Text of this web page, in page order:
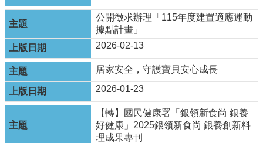
網
站
導
覽
局
長
信
箱
粉
公開徵求辦理「115年度建置適應運動
據點計畫」
2026-02-13
居家安全，守護寶貝安心成長
2026-01-23
【轉】國民健康署「銀領新食尚 銀養
好健康」2025銀領新食尚 銀養創新料
理成果專刊